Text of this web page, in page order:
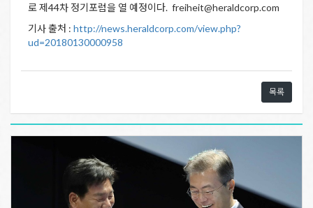
로 제44차 정기포럼을 열 예정이다. freiheit@heraldcorp.com
기사 출처 : http://news.heraldcorp.com/view.php?
ud=20180130000958
목록